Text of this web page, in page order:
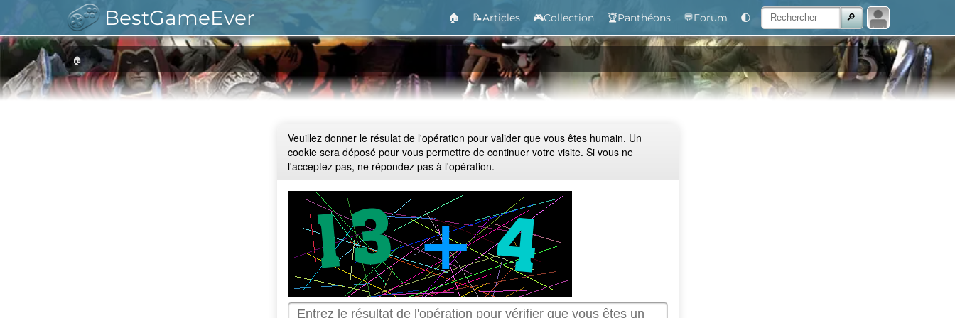
BestGameEver 🏠 📝Articles 🎮Collection 🏆Panthéons 💬Forum 🌓
🏠
Veuillez donner le résulat de l'opération pour valider que vous êtes humain. Un
cookie sera déposé pour vous permettre de continuer votre visite. Si vous ne
l'acceptez pas, ne répondez pas à l'opération.